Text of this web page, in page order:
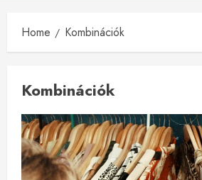
Home Kombinációk
Kombinációk